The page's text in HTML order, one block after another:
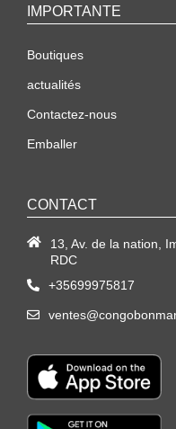
IMPORTANTE
Boutiques
actualités
Contactez-nous
Emballer
CONTACT
13, Av. de la nation,
RDC
+35699975817